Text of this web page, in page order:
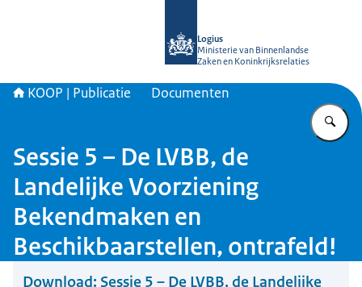
Logius
Ministerie van Binnenlandse
Zaken en Koninkrijksrelaties
KOOP | Publicatie Documenten
Sessie 5 – De LVBB, de
Landelijke Voorziening
Bekendmaken en
Beschikbaarstellen, ontrafeld!
Download: Sessie 5 – De LVBB, de Landelijke